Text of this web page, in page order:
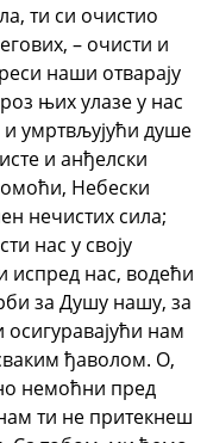
ти си очистио
– очисти и
наши отварају
њих улазе у нас
умртвљујући душе
и анђелски
Небески
нечистих сила;
нас у своју
испред нас, водећи
за Душу нашу, за
нам
ђаволом. О,
немоћни пред
ти не притекнеш